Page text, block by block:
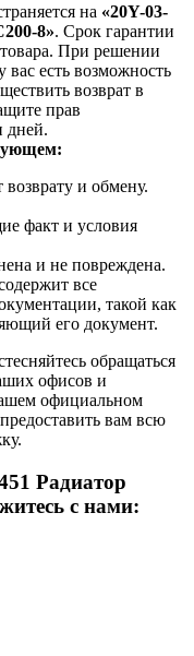
на «20Y-03-
8». Срок гарантии
При решении
вас есть возможность
возврат в
прав
дней.
и обмену.
факт и условия
и не повреждена.
все
такой как
его документ.
обращаться
офисов и
официальном
вам всю
Радиатор
с нами: